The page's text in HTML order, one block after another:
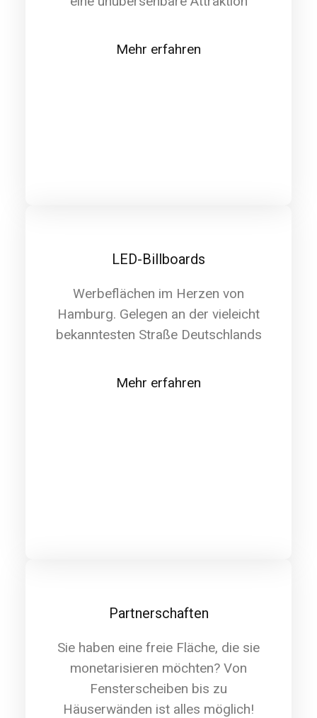
Mehr erfahren
LED-Billboards
Werbeflächen im Herzen von
Hamburg. Gelegen an der vieleicht
bekanntesten Straße Deutschlands
Mehr erfahren
Partnerschaften
Sie haben eine freie Fläche, die sie
monetarisieren möchten? Von
Fensterscheiben bis zu
Häuserwänden ist alles möglich!